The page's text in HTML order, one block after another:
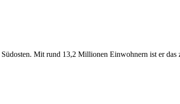
Mit rund 13,2 Millionen Einwohnern ist er das